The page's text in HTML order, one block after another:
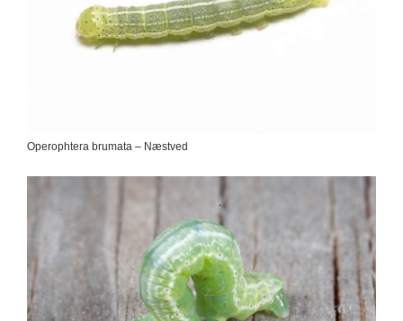
Operophtera brumata – Næstved